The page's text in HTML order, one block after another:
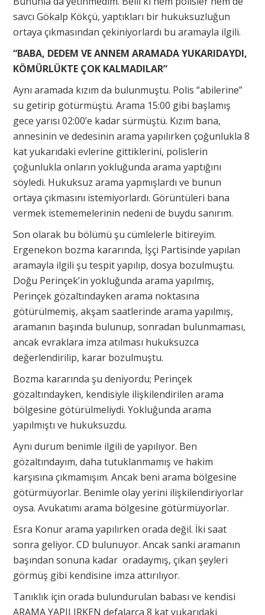
savcı Gökalp Kökçü, yaptıkları bir hukuksuzluğun
ortaya çıkmasından çekiniyorlardı bu aramayla ilgili.
“BABA, DEDEM VE ANNEM ARAMADA YUKARIDAYDI,
KÖMÜRLÜKTE ÇOK KALMADILAR”
Aynı aramada kızım da bulunmuştu. Polis “abilerine”
su getirip götürmüştü. Arama 15:00 gibi başlamış
gece yarısı 02:00’e kadar sürmüştü. Kızım bana,
annesinin ve dedesinin arama yapılırken çoğunlukla 8
kat yukarıdaki evlerine gittiklerini, polislerin
çoğunlukla onların yokluğunda arama yaptığını
söyledi. Hukuksuz arama yapmışlardı ve bunun
ortaya çıkmasını istemiyorlardı. Görüntüleri bana
vermek istememelerinin nedeni de buydu sanırım.
Son olarak bu bölümü şu cümlelerle bitireyim.
Ergenekon bozma kararında, İşçi Partisinde yapılan
aramayla ilgili şu tespit yapılıp, dosya bozulmuştu.
Doğu Perinçek’in yokluğunda arama yapılmış,
Perinçek gözaltındayken arama noktasına
götürülmemiş, akşam saatlerinde arama yapılmış,
aramanın başında bulunup, sonradan bulunmaması,
ancak evraklara imza atılması hukuksuzca
değerlendirilip, karar bozulmuştu.
Bozma kararında şu deniyordu; Perinçek
gözaltındayken, kendisiyle ilişkilendirilen arama
bölgesine götürülmeliydi. Yokluğunda arama
yapılmıştı ve hukuksuzdu.
Aynı durum benimle ilgili de yapılıyor. Ben
gözaltındayım, daha tutuklanmamış ve hakim
karşısına çıkmamışım. Ancak beni arama bölgesine
götürmüyorlar. Benimle olay yerini ilişkilendiriyorlar
oysa. Avukatımı arama bölgesine götürmüyorlar.
Esra Konur arama yapılırken orada değil. İki saat
sonra geliyor. CD bulunuyor. Ancak sanki aramanın
başından sonuna kadar oradaymış, çıkan şeyleri
görmüş gibi kendisine imza attırılıyor.
Tanıklık için orada bulundurulan babası ve kendisi
ARAMA YAPILIRKEN defalarca 8 kat yukarıdaki